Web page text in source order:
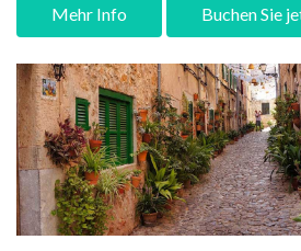
Mehr Info Buchen Sie